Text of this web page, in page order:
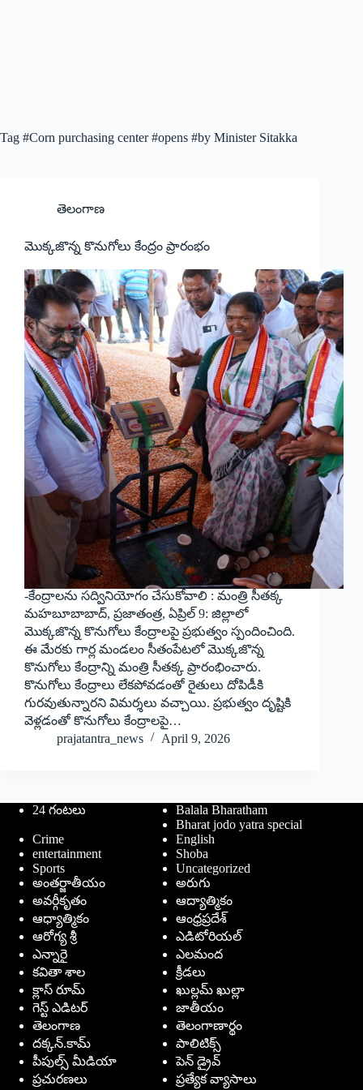
Tag #Corn purchasing center #opens #by Minister Sitakka
తెలంగాణ
మొక్కజొన్న కొనుగోలు కేంద్రం ప్రారంభం
-కేంద్రాలను సద్వినియోగం చేసుకోవాలి : మంత్రి సీతక్క
మహబూబాబాద్, ప్రజాతంత్ర, ఏప్రిల్ 9: జిల్లాలో
మొక్కజొన్న కొనుగోలు కేంద్రాలపై ప్రభుత్వం స్పందించింది.
ఈ మేరకు గార్ల మండలం సీతంపేటలో మొక్కజొన్న
కొనుగోలు కేంద్రాన్ని మంత్రి సీతక్క ప్రారంభించారు.
కొనుగోలు కేంద్రాలు లేకపోవడంతో రైతులు దోపిడీకి
గురవుతున్నారని విమర్శలు వచ్చాయి. ప్రభుత్వం దృష్టికి
వెళ్లడంతో కొనుగోలు కేంద్రాలపై…
prajatantra_news
April 9, 2026
24 గంటలు
Balala Bharatham
Bharat jodo yatra special
Crime
English
entertainment
Shoba
Sports
Uncategorized
అంతర్జాతీయం
అరుగు
అవర్గీకృతం
ఆద్యాత్మికం
ఆధ్యాత్మికం
ఆంధ్రప్రదేశ్
ఆరోగ్య శ్రీ
ఎడిటోరియల్
ఎన్నారై
ఎలమంద
కవితా శాల
క్రీడలు
క్లాస్ రూమ్
ఖుల్లమ్ ఖుల్లా
గెస్ట్ ఎడిటర్
జాతీయం
తెలంగాణ
తెలంగాణార్థం
దక్కన్.కామ్
పాలిటిక్స్
పీపుల్స్ ‌మీడియా
పెన్ డ్రైవ్
ప్రచురణలు
ప్రత్యేక వ్యాసాలు